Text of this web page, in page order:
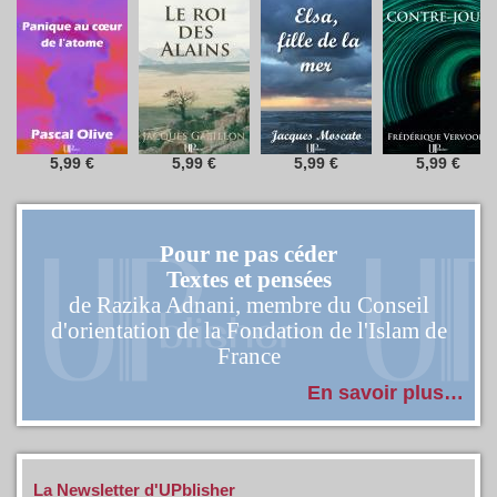
5,99 € 5,99 € 5,99 € 5,99 €
Pour ne pas céder
Textes et pensées
de Razika Adnani, membre du Conseil
d'orientation de la Fondation de l'Islam de
France
En savoir plus…
La Newsletter d'UPblisher